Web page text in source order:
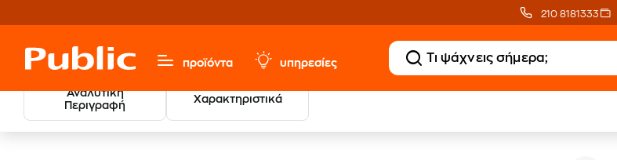
210 8181333
προϊόντα υπηρεσίες
Αναλυτική
Περιγραφή
Χαρακτηριστικά
Χαρτικά & Γραφική Ύλη